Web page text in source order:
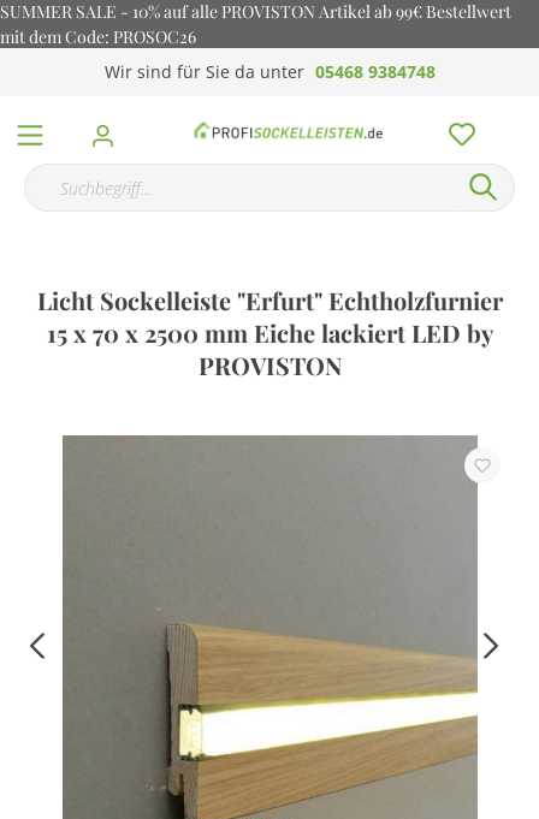
SUMMER SALE - 10% auf alle PROVISTON Artikel ab 99€ Bestellwert
mit dem Code: PROSOC26
Wir sind für Sie da unter 05468 9384748
Licht Sockelleiste "Erfurt" Echtholzfurnier
15 x 70 x 2500 mm Eiche lackiert LED by
PROVISTON